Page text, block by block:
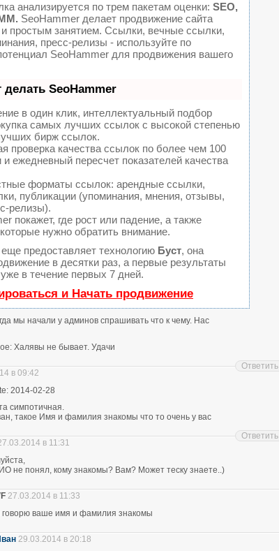
анализируется по трем пакетам оценки: SEO,
SeoHammer делает продвижение сайта
простым занятием. Ссылки, вечные ссылки,
пресс-релизы - используйте по
SeoHammer для продвижения вашего
делать SeoHammer
в один клик, интеллектуальный подбор
самых лучших ссылок с высокой степенью
бирж ссылок.
проверка качества ссылок по более чем 100
и ежедневный пересчет показателей качества
форматы ссылок: арендные ссылки,
публикации (упоминания, мнения, отзывы,
релизы).
покажет, где рост или падение, а также
нужно обратить внимание.
предоставляет технологию Буст, она
в десятки раз, а первые результаты
в течение первых 7 дней.
и Начать продвижение
мы начали у админов спрашивать что к чему. Нас
Халявы не бывает. Удачи
в 09:42
2014-02-28
симпотичная.
такое Имя и фамилия знакомы что то очень у вас
Ответить
в 11:31
не понял, кому знакомы? Вам? Может теску знаете..)
Ответить
27.03.2014 в 11:33
говорю ваше имя и фамилия знакомы
29.03.2014 в 20:18